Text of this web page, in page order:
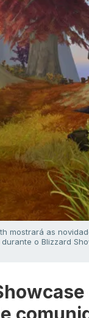
mostrará as
o Blizzard